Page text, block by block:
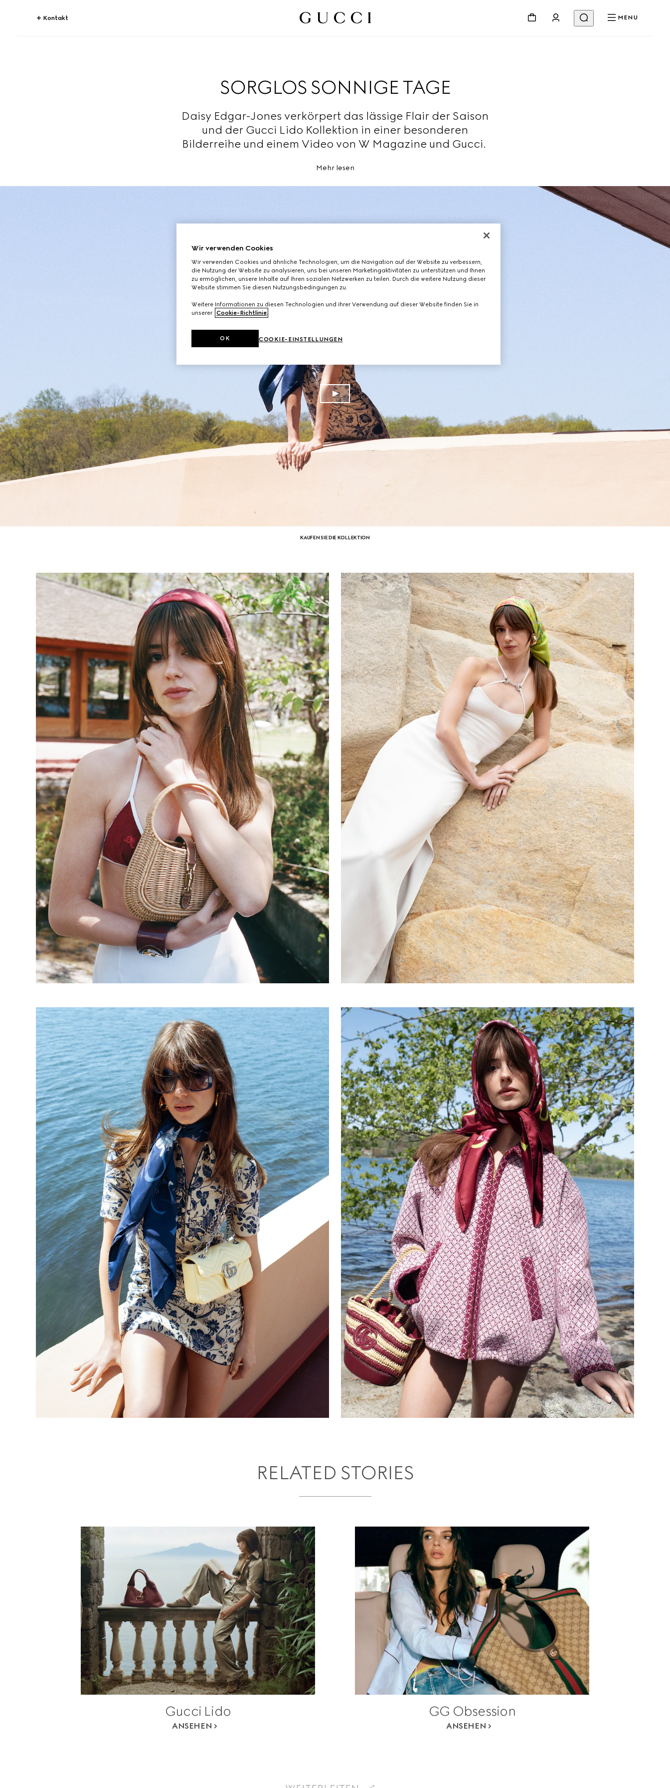
Kontakt MENU
SORGLOS SONNIGE TAGE
Daisy Edgar-Jones verkörpert das lässige Flair der Saison
und der Gucci Lido Kollektion in einer besonderen
Bilderreihe und einem Video von W Magazine und Gucci.
Mehr lesen
KAUFEN SIE DIE KOLLEKTION
RELATED STORIES
Gucci Lido
ANSEHEN
GG Obsession
ANSEHEN
Wir verwenden Cookies
Wir verwenden Cookies und ähnliche Technologien, um die Navigation auf der Website zu verbessern,
die Nutzung der Website zu analysieren, uns bei unseren Marketingaktivitäten zu unterstützen und Ihnen
zu ermöglichen, unsere Inhalte auf Ihren sozialen Netzwerken zu teilen. Durch die weitere Nutzung dieser
Website stimmen Sie diesen Nutzungsbedingungen zu.
Weitere Informationen zu diesen Technologien und ihrer Verwendung auf dieser Website finden Sie in
unserer Cookie-Richtlinie.
COOKIE-EINSTELLUNGEN
OK